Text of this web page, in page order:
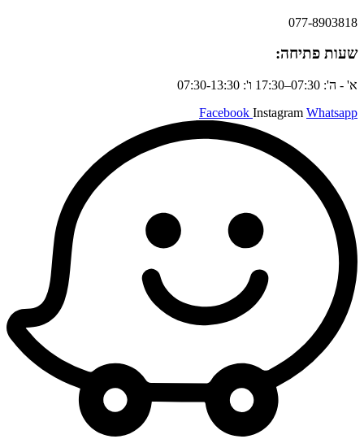
077-8903818
שעות פתיחה:
א' - ה': 07:30–17:30 ו': 07:30-13:30
Facebook Instagram Whatsapp